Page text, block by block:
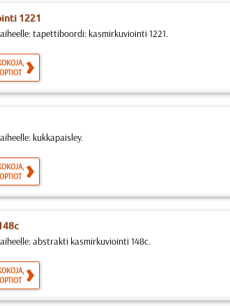
1221
tapettiboordi: kasmirkuviointi 1221.
kukkapaisley.
abstrakti kasmirkuviointi 148c.